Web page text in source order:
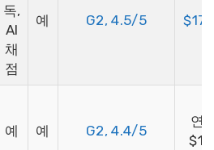
독,
AI
채
점
예 G2, 4.5/5
예 예 G2, 4.4/5
연